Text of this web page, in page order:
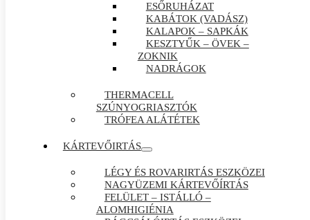
ESŐRUHÁZAT
KABÁTOK (VADÁSZ)
KALAPOK – SAPKÁK
KESZTYŰK – ÖVEK –
ZOKNIK
NADRÁGOK
THERMACELL
SZÚNYOGRIASZTÓK
TRÓFEA ALÁTÉTEK
KÁRTEVŐIRTÁS
LÉGY ÉS ROVARIRTÁS ESZKÖZEI
NAGYÜZEMI KÁRTEVŐÍRTÁS
FELÜLET – ISTÁLLÓ –
ALOMHIGIÉNIA